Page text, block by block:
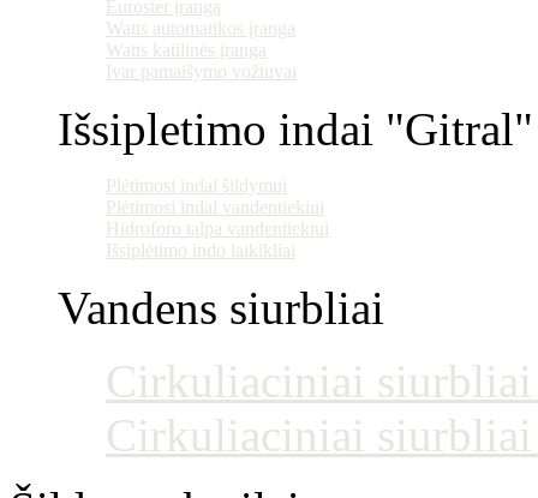
Euroster įranga
Watts automatikos įranga
Watts katilinės įranga
Ivar pamaišymo vožtuvai
Išsipletimo indai
Plėtimosi indai šildymui
Plėtimosi indai vandentiekiui
Hidroforo talpa vandentiekiui
Išsiplėtimo indo laikikliai
Vandens siurbliai
Cirkuliaciniai
Cirkuliaciniai